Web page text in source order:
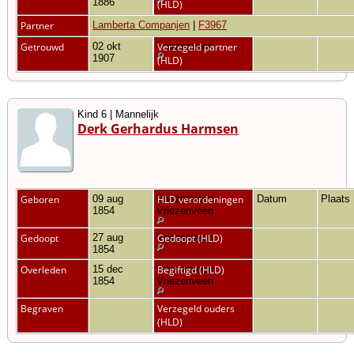
(HLD)
Partner
Lamberta Companjen F3967
Getrouwd
02 okt
1907
Vriezenveen
Verzegeld partner
(HLD)
Kind 6 | Mannelijk
Derk Gerhardus Harmsen
Geboren
09 aug
1854
Vriezenveen,
Vriezenveen
HLD verordeningen Datum Plaats
Gedoopt
27 aug
1854
Vriezenveen
Gedoopt (HLD)
Overleden
15 dec
1854
Vriezenveen,
Vriezenveen
Begiftigd (HLD)
Begraven
Verzegeld ouders
(HLD)